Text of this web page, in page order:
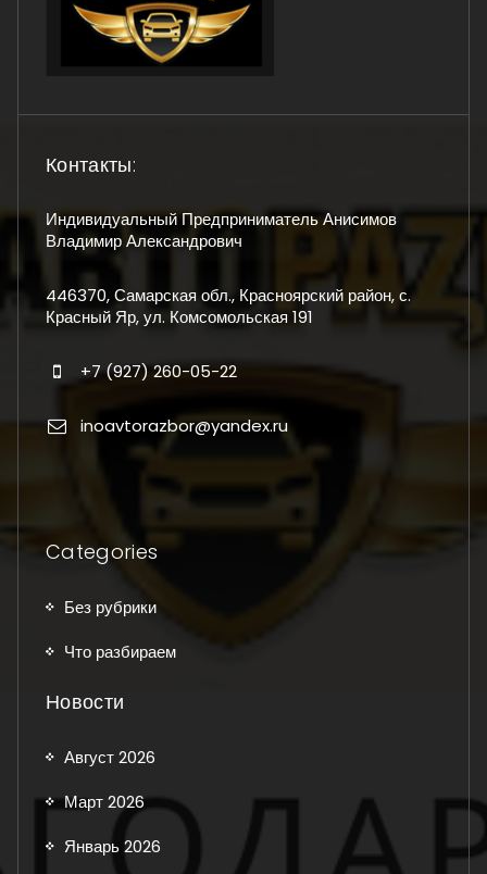
Контакты:
Индивидуальный Предприниматель Анисимов
Владимир Александрович
446370, Самарская обл., Красноярский район, с.
Красный Яр, ул. Комсомольская 191
+7 (927) 260-05-22
inoavtorazbor@yandex.ru
Categories
Без рубрики
Что разбираем
Новости
Август 2026
Март 2026
Январь 2026